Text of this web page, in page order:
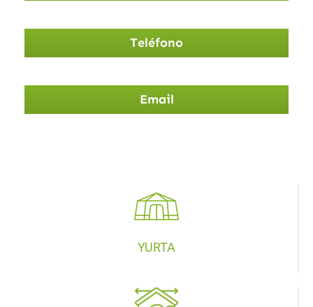
Teléfono
Email
YURTA